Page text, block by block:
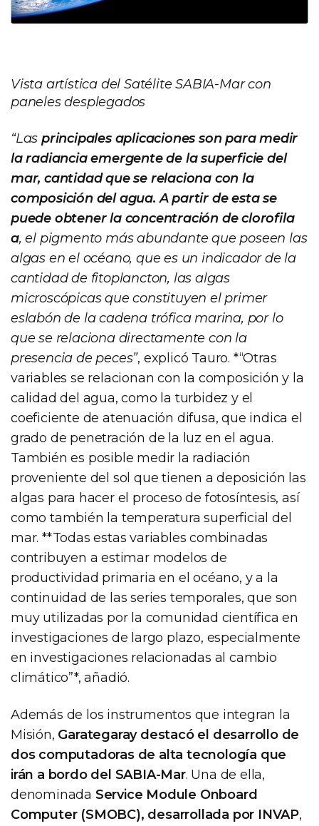
Vista artística del Satélite SABIA-Mar con
paneles desplegados
“Las principales aplicaciones son para medir
la radiancia emergente de la superficie del
mar, cantidad que se relaciona con la
composición del agua. A partir de esta se
puede obtener la concentración de clorofila
a, el pigmento más abundante que poseen las
algas en el océano, que es un indicador de la
cantidad de fitoplancton, las algas
microscópicas que constituyen el primer
eslabón de la cadena trófica marina, por lo
que se relaciona directamente con la
presencia de peces”, explicó Tauro. *“Otras
variables se relacionan con la composición y la
calidad del agua, como la turbidez y el
coeficiente de atenuación difusa, que indica el
grado de penetración de la luz en el agua.
También es posible medir la radiación
proveniente del sol que tienen a deposición las
algas para hacer el proceso de fotosíntesis, así
como también la temperatura superficial del
mar. **Todas estas variables combinadas
contribuyen a estimar modelos de
productividad primaria en el océano, y a la
continuidad de las series temporales, que son
muy utilizadas por la comunidad científica en
investigaciones de largo plazo, especialmente
en investigaciones relacionadas al cambio
climático”*, añadió.
Además de los instrumentos que integran la
Misión, Garategaray destacó el desarrollo de
dos computadoras de alta tecnología que
irán a bordo del SABIA-Mar. Una de ella,
denominada Service Module Onboard
Computer (SMOBC), desarrollada por INVAP,